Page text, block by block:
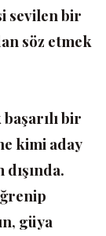
sevilen bir
söz etmek
bir
kimi aday
güya